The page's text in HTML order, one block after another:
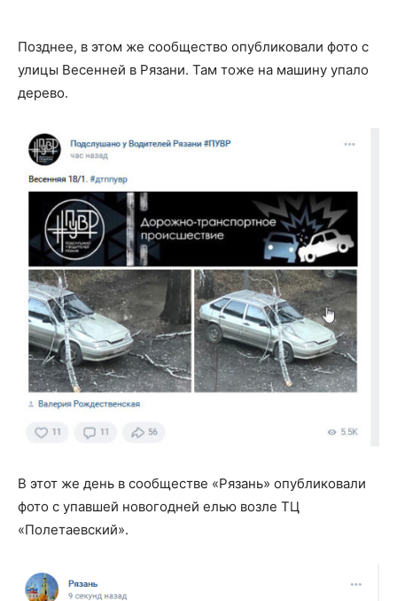
Позднее, в этом же сообщество опубликовали фото с
улицы Весенней в Рязани. Там тоже на машину упало
дерево.
В этот же день в сообществе «Рязань» опубликовали
фото с упавшей новогодней елью возле ТЦ
«Полетаевский».